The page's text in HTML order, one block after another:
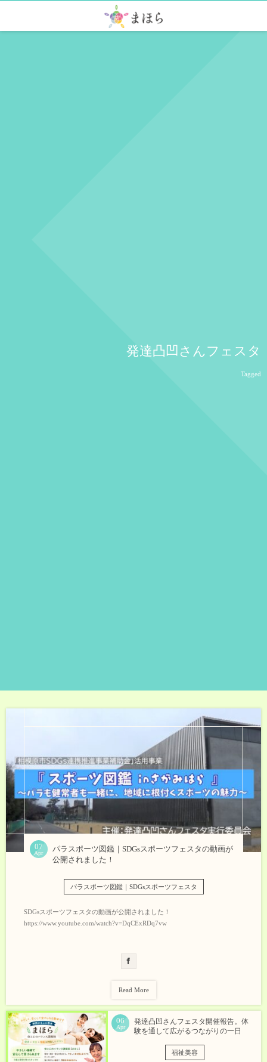
発達凸凹さんフェスタ
Tagged
07
Apr
パラスポーツ図鑑｜SDGsスポーツフェスタの動画が
公開されました！
パラスポーツ図鑑｜SDGsスポーツフェスタ
SDGsスポーツフェスタの動画が公開されました！
https://www.youtube.com/watch?v=DqCExRDq7vw
Read More
06
Apr
発達凸凹さんフェスタ開催報告。体
験を通して広がるつながりの一日
福祉美容